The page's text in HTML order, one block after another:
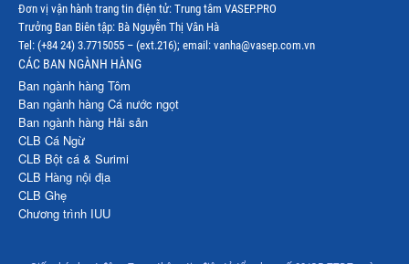
Đơn vị vận hành trang tin điện tử: Trung tâm VASEP.PRO
Trưởng Ban Biên tập: Bà Nguyễn Thị Vân Hà
Tel: (+84 24) 3.7715055 – (ext.216); email: vanha@vasep.com.vn
CÁC BAN NGÀNH HÀNG
Ban ngành hàng Tôm
Ban ngành hàng Cá nước ngọt
Ban ngành hàng Hải sản
CLB Cá Ngừ
CLB Bột cá & Surimi
CLB Hàng nội địa
CLB Ghẹ
Chương trình IUU